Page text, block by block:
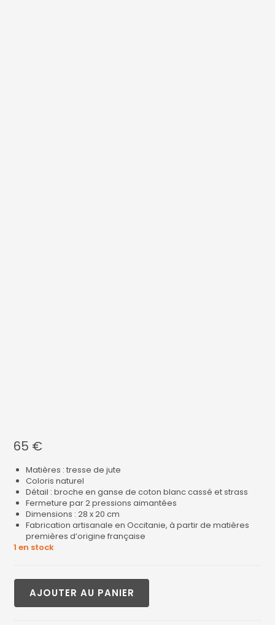
65 €
Matières : tresse de jute
Coloris naturel
Détail : broche en ganse de coton blanc cassé et strass
Fermeture par 2 pressions aimantées
Dimensions : 28 x 20 cm
Fabrication artisanale en Occitanie, à partir de matières
premières d’origine française
1 en stock
AJOUTER AU PANIER